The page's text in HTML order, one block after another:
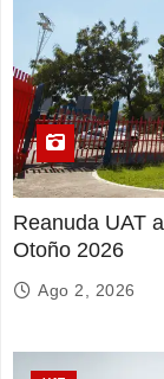
Reanuda UAT
Otoño 2026
Ago 2, 2026